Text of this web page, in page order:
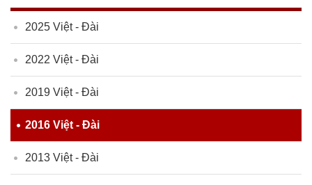
2025 Việt - Đài
2022 Việt - Đài
2019 Việt - Đài
2016 Việt - Đài
2013 Việt - Đài